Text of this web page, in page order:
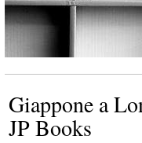
Giappone a
JP Books